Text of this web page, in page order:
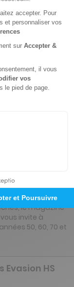
-25%
Evasion
de nostalgie !
de notre
vie de jeune
le magazine
invite à
50, 60, 70 et
Evasion HS